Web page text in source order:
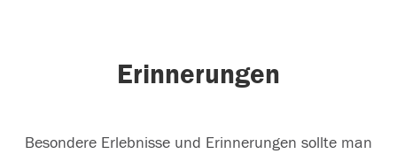
Erinnerungen
Besondere Erlebnisse und Erinnerungen sollte man